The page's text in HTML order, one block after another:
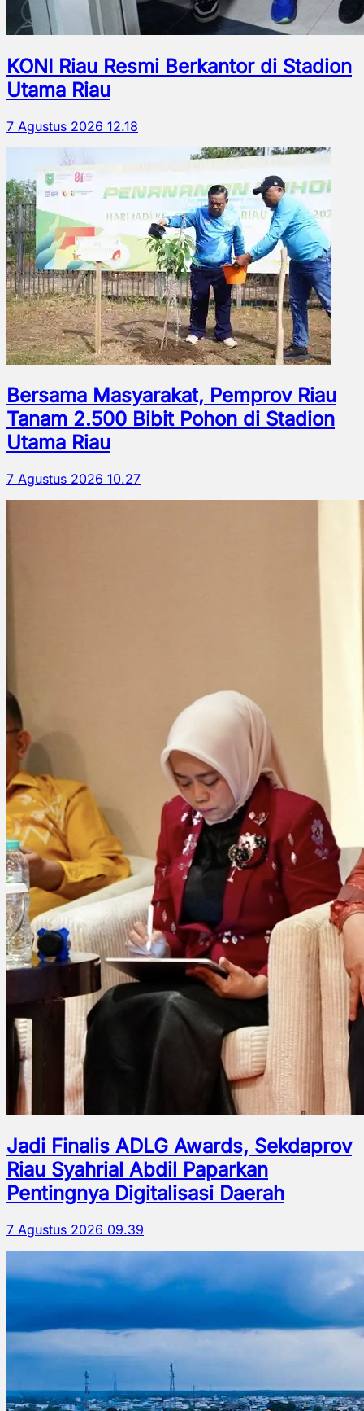
KONI Riau Resmi Berkantor di Stadion
Utama Riau
7 Agustus 2026 12.18
Bersama Masyarakat, Pemprov Riau
Tanam 2.500 Bibit Pohon di Stadion
Utama Riau
7 Agustus 2026 10.27
Jadi Finalis ADLG Awards, Sekdaprov
Riau Syahrial Abdil Paparkan
Pentingnya Digitalisasi Daerah
7 Agustus 2026 09.39